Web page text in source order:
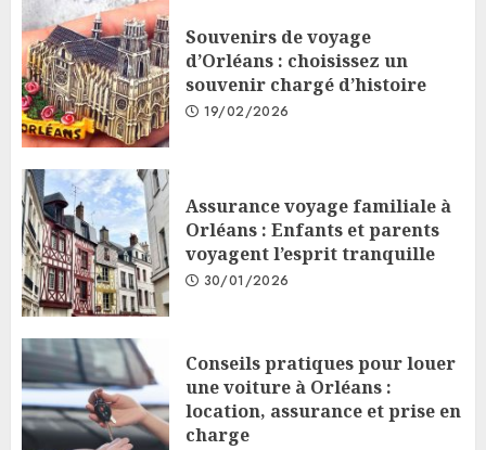
Souvenirs de voyage
d’Orléans : choisissez un
souvenir chargé d’histoire
19/02/2026
Assurance voyage familiale à
Orléans : Enfants et parents
voyagent l’esprit tranquille
30/01/2026
Conseils pratiques pour louer
une voiture à Orléans :
location, assurance et prise en
charge